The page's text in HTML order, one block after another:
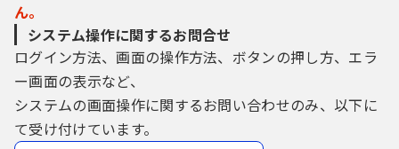
ん。
システム操作に関するお問合せ
ログイン方法、画面の操作方法、ボタンの押し方、エラ
ー画面の表示など、
システムの画面操作に関するお問い合わせのみ、以下に
て受け付けています。